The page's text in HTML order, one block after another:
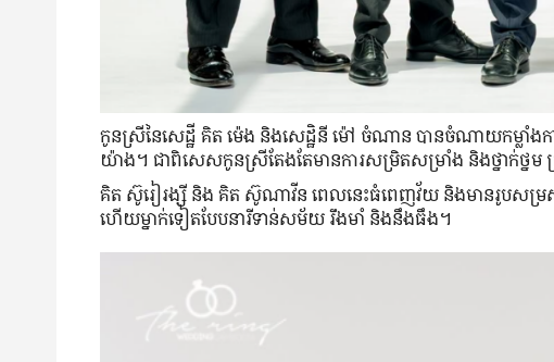
កូនស្រី​នៃ​សេដ្ឋី គិត ម៉េង និង​សេដ្ឋិនី ម៉ៅ ចំណាន បាន​ចំណាយ​កម្លាំ
យ៉ាង។ ជាពិសេស​កូន​ស្រី​តែង​តែ​មាន​ការ​សម្រិតសម្រាំង និង​ថ្នាក់ថ្នម
គិត ស៊ូរៀរង្សី និង គិត ស៊ូណាវីន ពេល​នេះ​ធំ​ពេញ​វ័យ និង​មាន​រូប​សម្រ
ហើយ​ម្នាក់​ទៀត​បែបនារីទាន់សម័យ រឹងមាំ និង​នឹងធឹង។